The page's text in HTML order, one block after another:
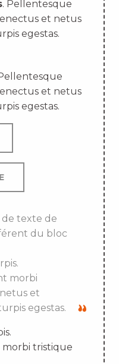
. Pellentesque
et netus
egestas.
et netus
egestas.
de texte de
du bloc
morbi
et
egestas.
tristique